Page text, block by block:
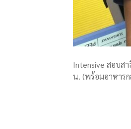
Intensive สอบส
น. (พร้อมอาหาร